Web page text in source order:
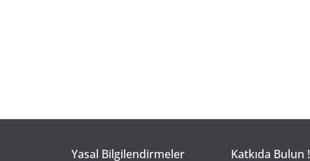
Yasal Bilgilendirmeler Katkıda Bulun !